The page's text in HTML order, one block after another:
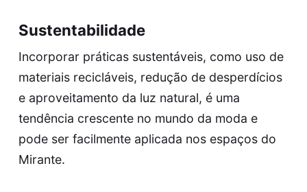
Sustentabilidade
Incorporar práticas sustentáveis, como uso de
materiais recicláveis, redução de desperdícios
e aproveitamento da luz natural, é uma
tendência crescente no mundo da moda e
pode ser facilmente aplicada nos espaços do
Mirante.